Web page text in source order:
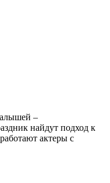
–
найдут подход к
актеры с